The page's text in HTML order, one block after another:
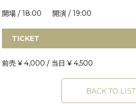
開場 / 18:00 開演 / 19:00
TICKET
前売 ¥ 4,000 / 当日 ¥ 4,500
BACK TO LIST